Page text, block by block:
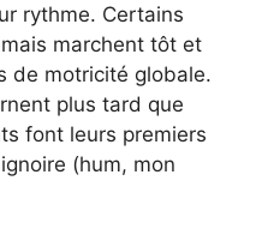
rythme. Certains
marchent tôt et
de motricité globale.
plus tard que
font leurs premiers
(hum, mon